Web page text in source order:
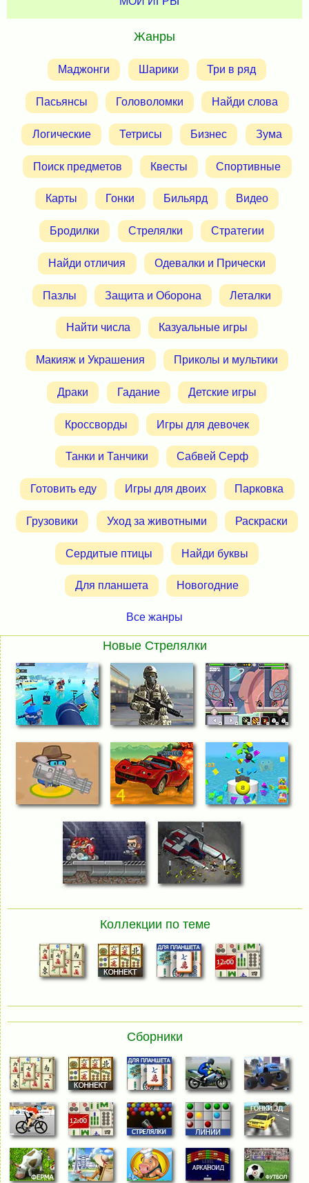
Жанры
Маджонги Шарики Три в ряд
Пасьянсы Головоломки Найди слова
Логические Тетрисы Бизнес Зума
Поиск предметов Квесты Спортивные
Карты Гонки Бильярд Видео
Бродилки Стрелялки Стратегии
Найди отличия Одевалки и Прически
Пазлы Защита и Оборона Леталки
Найти числа Казуальные игры
Макияж и Украшения Приколы и мультики
Драки Гадание Детские игры
Кроссворды Игры для девочек
Танки и Танчики Сабвей Серф
Готовить еду Игры для двоих Парковка
Грузовики Уход за животными Раскраски
Сердитые птицы Найди буквы
Для планшета Новогодние
Все жанры
Новые Стрелялки
Коллекции по теме
Сборники